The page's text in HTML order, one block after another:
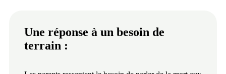
Une réponse à un besoin de
terrain :